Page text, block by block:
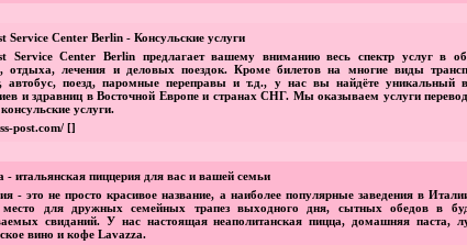
Service Center Berlin - Консульские услуги
Service Center Berlin предлагает вашему вниманию весь спектр услуг в
отдыха, лечения и деловых поездок. Кроме билетов на многие виды
автобус, поезд, паромные переправы и т.д., у нас вы найдёте уникальный
и здравниц в Восточной Европе и странах СНГ. Мы оказываем услуги
услуги.
post.com/ []
- итальянская пиццерия для вас и вашей семьи
- это не просто красивое название, а наиболее популярные заведения в
место для дружных семейных трапез выходного дня, сытных обедов в
свиданий. У нас настоящая неаполитанская пицца, домашняя паста,
вино и кофе Lavazza.